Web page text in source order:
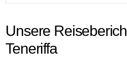
Unsere
Teneriffa